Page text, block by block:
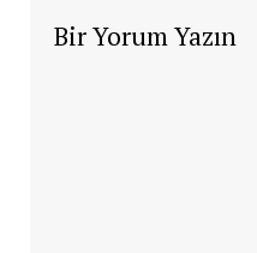
Bir Yorum Yazın